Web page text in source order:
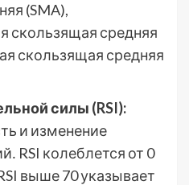
(SMA),
скользящая средняя
скользящая средняя
силы (RSI):
и изменение
RSI колеблется от 0
выше 70 указывает